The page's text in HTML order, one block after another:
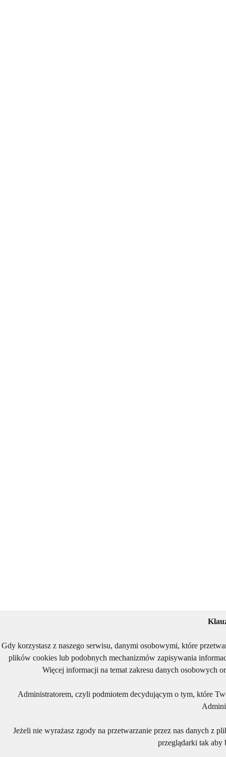
Gdy korzystasz z naszego serwisu, danymi osobowymi, które
plików cookies lub podobnych mechanizmów zapisywania
Więcej informacji na temat zakresu danych osobowych
Administratorem, czyli podmiotem decydującym o tym, które
Jeżeli nie wyrażasz zgody na przetwarzanie przez nas danych z
przeglądarki tak aby